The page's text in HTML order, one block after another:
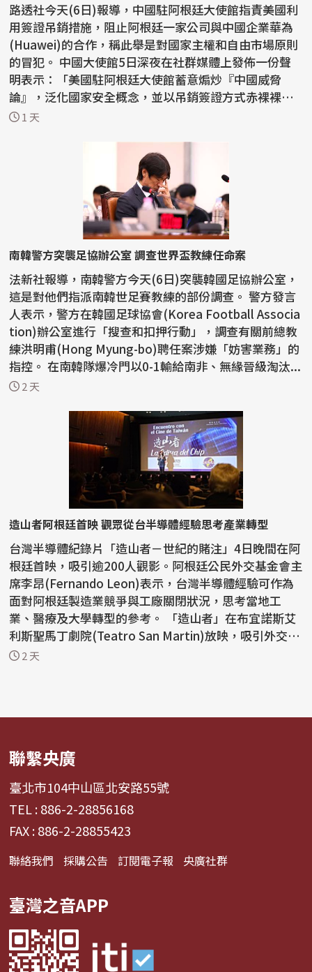
路透社今天(6日)報導，中國駐阿根廷大使館指責美國利
用簽證吊銷措施，阻止阿根廷一家公司與中國企業華為
(Huawei)的合作，稱此舉是對國家主權和自由市場原則
的冒犯。 中國大使館5日深夜在社群媒體上發佈一份聲
明表示：「美國駐阿根廷大使館蓄意煽炒『中國威脅
論』，泛化國家安全概念，並以吊銷簽證方式赤裸裸阻
止正常...
1 天
南韓警方突襲足協辦公室 調查世界盃教練任命案
法新社報導，南韓警方今天(6日)突襲韓國足協辦公室，
這是對他們指派南韓世足賽教練的部份調查。 警方發言
人表示，警方在韓國足球協會(Korea Football Associa
tion)辦公室進行「搜查和扣押行動」，調查有關前總教
練洪明甫(Hong Myung-bo)聘任案涉嫌「妨害業務」的
指控。 在南韓隊爆冷門以0-1輸給南非、無緣晉級淘汰...
2 天
造山者阿根廷首映 觀眾從台半導體經驗思考產業轉型
台灣半導體紀錄片「造山者－世紀的賭注」4日晚間在阿
根廷首映，吸引逾200人觀影。阿根廷公民外交基金會主
席李昂(Fernando Leon)表示，台灣半導體經驗可作為
面對阿根廷製造業競爭與工廠關閉狀況，思考當地工
業、醫療及大學轉型的參考。 「造山者」在布宜諾斯艾
利斯聖馬丁劇院(Teatro San Martin)放映，吸引外交、
政界、...
2 天
聯繫央廣
臺北市104中山區北安路55號
TEL : 886-2-28856168
FAX : 886-2-28855423
聯絡我們 採購公告 訂閱電子報 央廣社群
臺灣之音APP